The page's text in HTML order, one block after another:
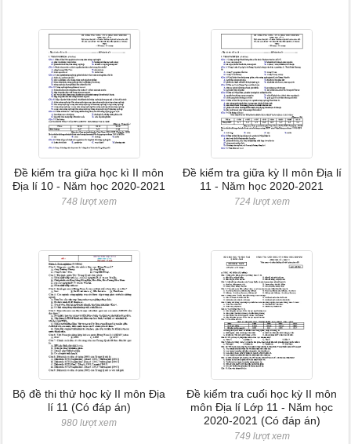
Đề kiểm tra giữa học kì II môn
Địa lí 10 - Năm học 2020-2021
748 lượt xem
Đề kiểm tra giữa kỳ II môn Địa lí
11 - Năm học 2020-2021
724 lượt xem
Bộ đề thi thử học kỳ II môn Địa
lí 11 (Có đáp án)
980 lượt xem
Đề kiểm tra cuối học kỳ II môn
môn Địa lí Lớp 11 - Năm học
2020-2021 (Có đáp án)
749 lượt xem